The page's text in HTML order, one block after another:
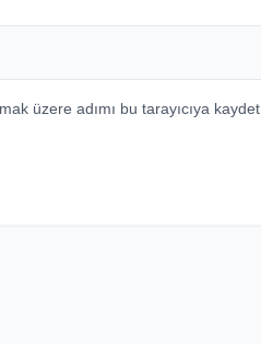
üzere adımı bu tarayıcıya kaydet.